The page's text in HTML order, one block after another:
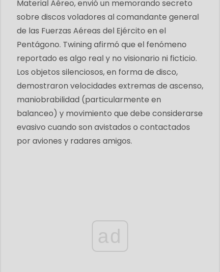
Material Aéreo, envió un memorando secreto
sobre discos voladores al comandante general
de las Fuerzas Aéreas del Ejército en el
Pentágono. Twining afirmó que el fenómeno
reportado es algo real y no visionario ni ficticio.
Los objetos silenciosos, en forma de disco,
demostraron velocidades extremas de ascenso,
maniobrabilidad (particularmente en
balanceo) y movimiento que debe considerarse
evasivo cuando son avistados o contactados
por aviones y radares amigos.
ad